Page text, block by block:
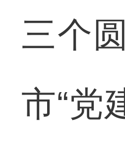
三个
市“党